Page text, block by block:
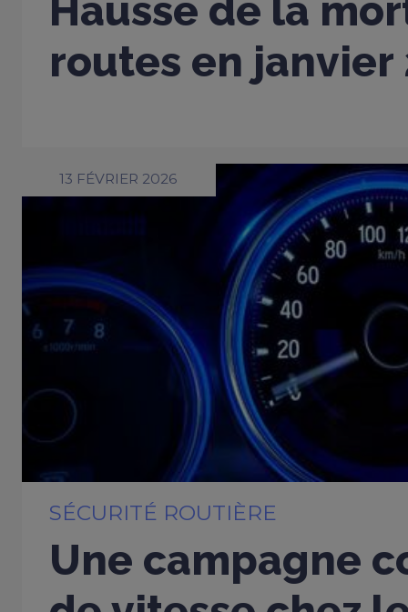
Hausse de la
routes en janvier
13 FÉVRIER 2026
SÉCURITÉ ROUTIÈRE
Une campagne